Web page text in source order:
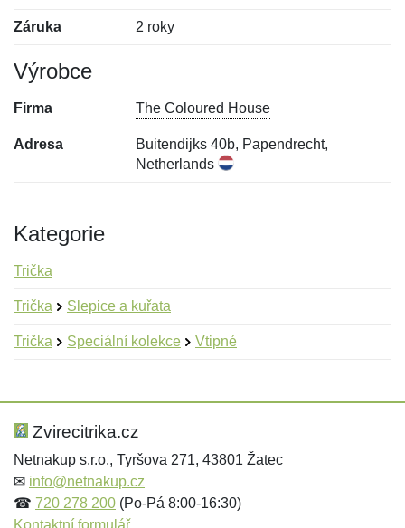
Záruka 2 roky
Výrobce
Firma The Coloured House
Adresa
Buitendijks 40b, Papendrecht,
Netherlands
Kategorie
Trička
Trička Slepice a kuřata
Trička Speciální kolekce Vtipné
Hodnocení:
Jméno: *
Jméno:
E-mail:*
Zvirecitrika.cz
Netnakup s.r.o., Tyršova 271, 43801 Žatec
✉ info@netnakup.cz
☎ 720 278 200 (Po-Pá 8:00-16:30)
Kontaktní formulář